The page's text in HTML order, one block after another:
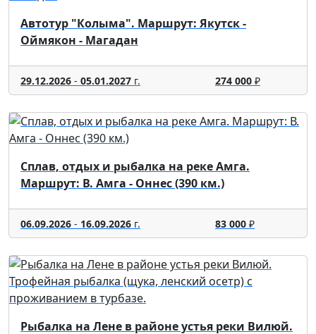
Автотур "Колыма". Маршрут: Якутск -
Оймякон - Магадан
29.12.2026 - 05.01.2027 г. 274 000₽
Сплав, отдых и рыбалка на реке Амга.
Маршрут: В. Амга - Оннес (390 км.)
06.09.2026 - 16.09.2026 г. 83 000₽
Рыбалка на Лене в районе устья реки Вилюй.